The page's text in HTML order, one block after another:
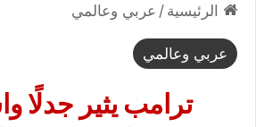
الرئيسية / عربي وعالمي
عربي وعالمي
ترامب يثير جدلًا